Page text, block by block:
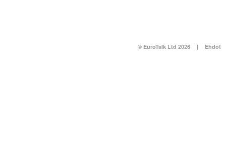
© EuroTalk Ltd 2026 | Ehdot